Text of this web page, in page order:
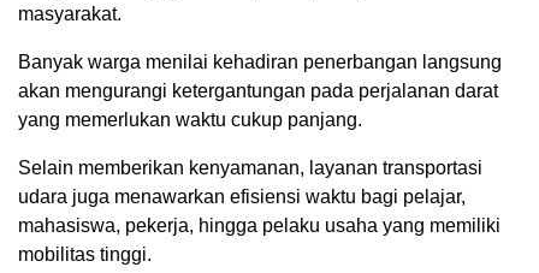
masyarakat.
Banyak warga menilai kehadiran penerbangan langsung
akan mengurangi ketergantungan pada perjalanan darat
yang memerlukan waktu cukup panjang.
Selain memberikan kenyamanan, layanan transportasi
udara juga menawarkan efisiensi waktu bagi pelajar,
mahasiswa, pekerja, hingga pelaku usaha yang memiliki
mobilitas tinggi.